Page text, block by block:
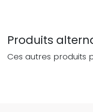
Produits
Ces autres produits